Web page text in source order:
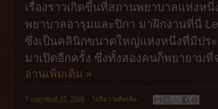
เรื่องราวเกิดขึ้นที่สถานพยาบาลแห่งห
พยาบาลอารุมและปิกา มาฝึกงานที่นี่
ซึ่งเป็นคลินิกขนาดใหญ่แห่งหนึ่งที่มีปร
มาเปิดอีกครั้ง ซึ่งทั้งสองคนก็พยายาม
อ่านเพิ่มเติม »
ที่ กุมภาพันธ์ 07, 2568 ไม่มีความคิดเห็น: